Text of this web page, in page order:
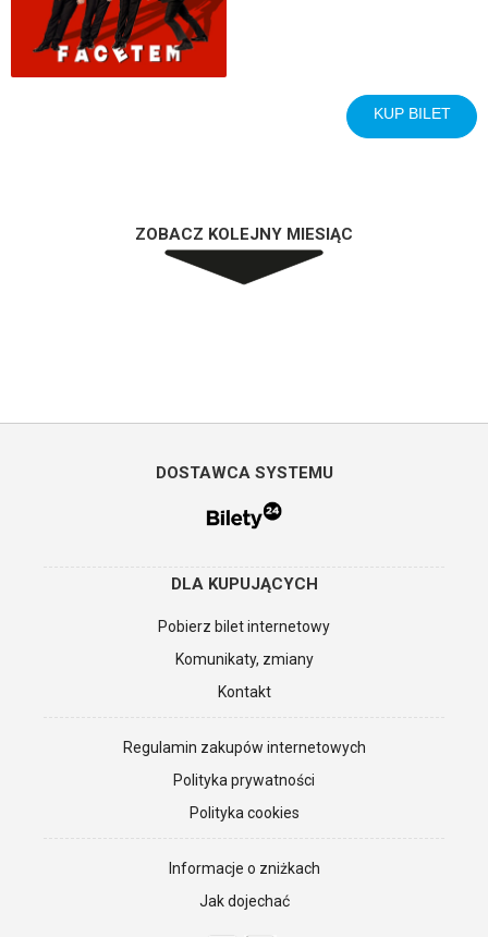
KUP BILET
ZOBACZ KOLEJNY MIESIĄC
DOSTAWCA SYSTEMU
DLA KUPUJĄCYCH
Pobierz bilet internetowy
Komunikaty, zmiany
Kontakt
Regulamin zakupów internetowych
Polityka prywatności
Polityka cookies
Informacje o zniżkach
Jak dojechać